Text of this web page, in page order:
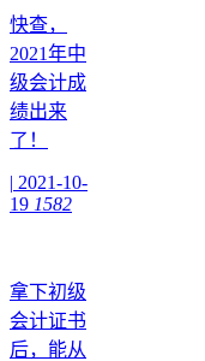
快查，
2021年中
级会计成
绩出来
了！
| 2021-10-
19 1582
拿下初级
会计证书
后，能从